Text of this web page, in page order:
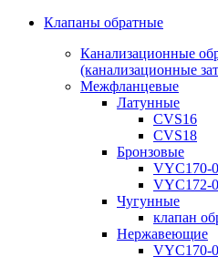
Клапаны обратные
Канализационные
(канализационные
Межфланцевые
Латунные
CVS16
CVS18
Бронзовые
VYC170-
VYC172-
Чугунные
клапан
Нержавеющие
VYC170-